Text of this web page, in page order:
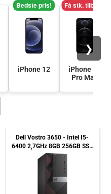
Bedste pris!
iPhone 12
Få stk. tilbage
iPhone 12
Pro Max
❯
Dell Vostro 3650 - Intel I5-
6400 2,7GHz 8GB 256GB SSD
Win 10 Pro - Grade B